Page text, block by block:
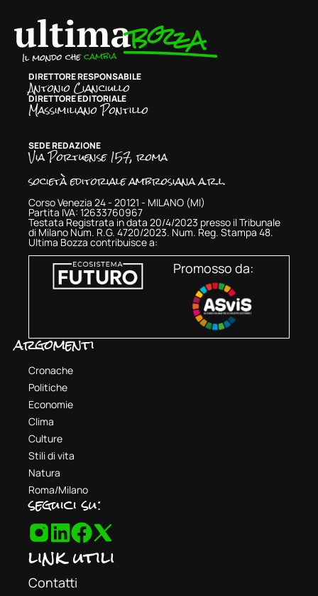
DIRETTORE RESPONSABILE
Antonio Cianciullo
DIRETTORE EDITORIALE
Massimiliano Pontillo
SEDE REDAZIONE
Via Portuense 157, roma
società editoriale ambrosiana a.r.l.
Corso Venezia 24 - 20121 - MILANO (MI)
Partita IVA: 12633760967
Testata Registrata in data 20/4/2023 presso il Tribunale
di Milano Num. R.G. 4720/2023. Num. Reg. Stampa 48.
Ultima Bozza contribuisce a:
Promosso da:
argomenti
Cronache
Politiche
Economie
Clima
Culture
Stili di vita
Natura
Roma/Milano
seguici su:
link utili
Contatti